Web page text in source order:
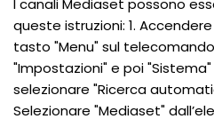
I canali Mediaset possono
queste istruzioni: 1.
tasto "Menu" sul
"Impostazioni" e poi
selezionare "Ricerca
Selezionare "Mediaset"